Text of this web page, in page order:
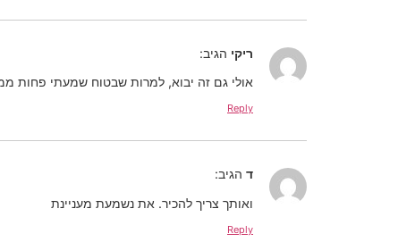
ריקי הגיב:
אולי גם זה יבוא, למרות שבטוח שמעתי פחות
Reply
ד הגיב:
ואותך צריך להכיר. את נשמעת מעניינת
Reply